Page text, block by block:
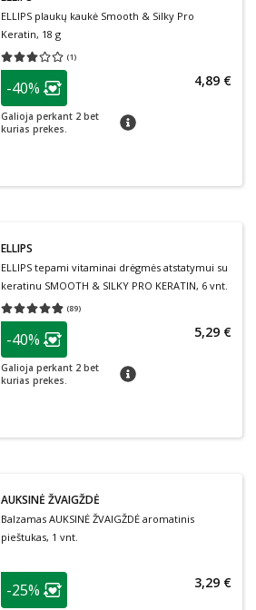
ELLIPS plaukų kaukė Smooth & Silky Pro
Keratin, 18 g
(1)
Vidutinis įvertinimas 3.00
patarimas
Lojalumo klubo narių nuolaida
-40%
Galioja perkant 2 bet
kurias prekes.
patarimas
4,89 €
ELLIPS
ELLIPS tepami vitaminai drėgmės atstatymui su
keratinu SMOOTH & SILKY PRO KERATIN, 6 vnt.
(89)
Vidutinis įvertinimas 4.83
patarimas
Lojalumo klubo narių nuolaida
-40%
Galioja perkant 2 bet
kurias prekes.
patarimas
5,29 €
AUKSINĖ ŽVAIGŽDĖ
Balzamas AUKSINĖ ŽVAIGŽDĖ aromatinis
pieštukas, 1 vnt.
patarimas
Lojalumo klubo narių nuolaida
-25% 3,29 €